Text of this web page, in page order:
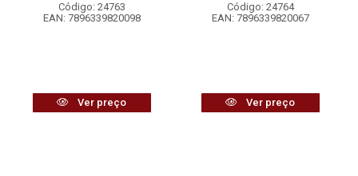
Código: 24763
EAN: 7896339820098
Ver preço
Código: 24764
EAN: 7896339820067
Ver preço